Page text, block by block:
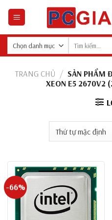
TRANG CHỦ / SẢN PHẨM
XEON E5 2670V2
-66%